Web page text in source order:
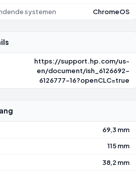
systemen ChromeOS
https://support.hp.com/us-
en/document/ish_6126692-
6126777-16?openCLC=true
69,3 mm
115 mm
38,2 mm